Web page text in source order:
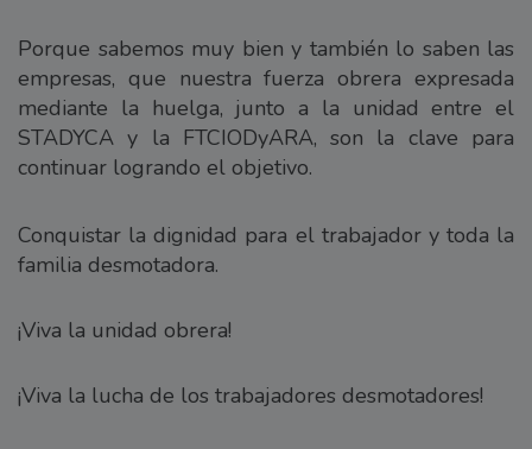
Porque sabemos muy bien y también lo saben las
empresas, que nuestra fuerza obrera expresada
mediante la huelga, junto a la unidad entre el
STADYCA y la FTCIODyARA, son la clave para
continuar logrando el objetivo.
Conquistar la dignidad para el trabajador y toda la
familia desmotadora.
¡Viva la unidad obrera!
¡Viva la lucha de los trabajadores desmotadores!